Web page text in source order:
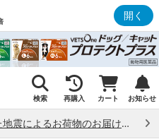
開く
検索 再購入 カート お知らせ
熊本県熊本地方で発生した地震によるお荷物のお届け状況について （7/28）